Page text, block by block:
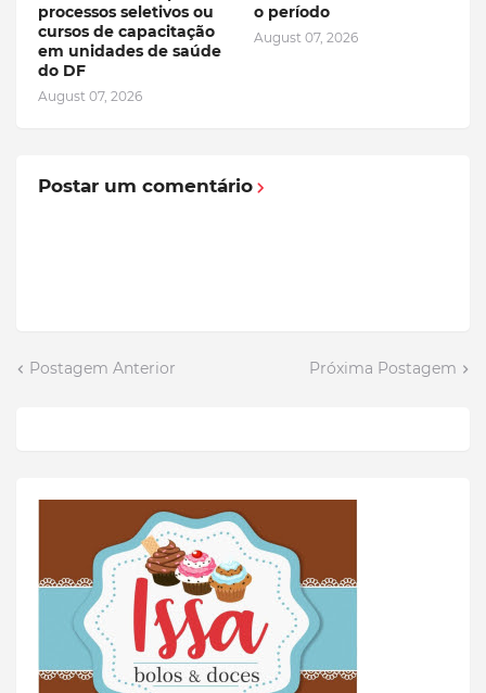
processos seletivos ou
cursos de capacitação
em unidades de saúde
do DF
August 07, 2026
o período
August 07, 2026
Postar um comentário
Postagem Anterior Próxima Postagem